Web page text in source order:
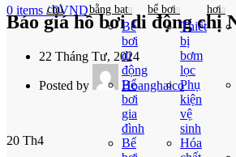
0 items / 0VND
chủ
bằng bạt
Bể
bơi
di
động
Bể
bơi
gia
đình
Bể
bể bơi
Thiết
bị
bơm
lọc
Phụ
kiện
vệ
sinh
Hóa
hơi
Báo giá hồ bơi di động chị
22 Tháng Tư, 2024
Posted by Hoanghaico
20 Th4